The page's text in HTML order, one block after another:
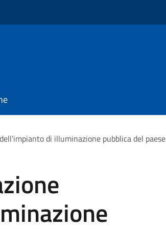
di illuminazione pubblica del paese